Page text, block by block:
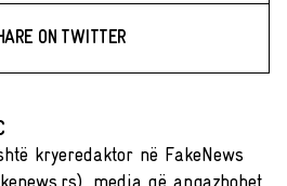
ON TWITTER
kryeredaktor në FakeNews